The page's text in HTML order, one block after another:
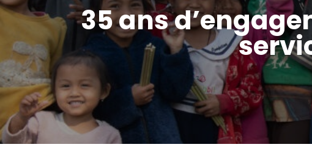
35 ans